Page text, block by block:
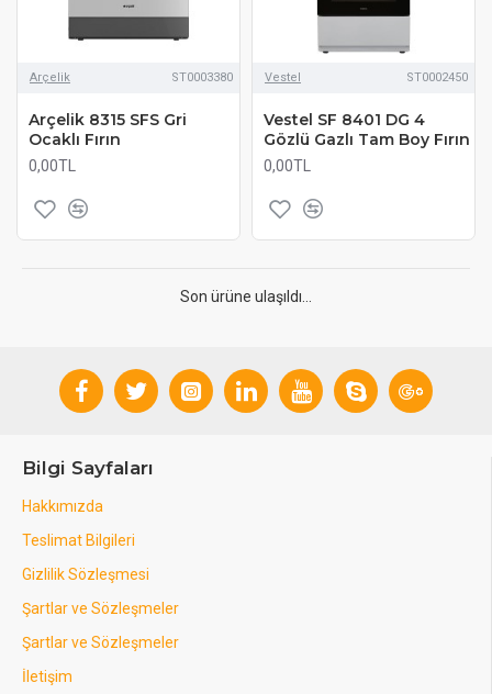
Arçelik ST0003380
Arçelik 8315 SFS Gri
Ocaklı Fırın
0,00TL
Vestel ST0002450
Vestel SF 8401 DG 4
Gözlü Gazlı Tam Boy Fırın
0,00TL
Son ürüne ulaşıldı...
Bilgi Sayfaları
Hakkımızda
Teslimat Bilgileri
Gizlilik Sözleşmesi
Şartlar ve Sözleşmeler
Şartlar ve Sözleşmeler
İletişim